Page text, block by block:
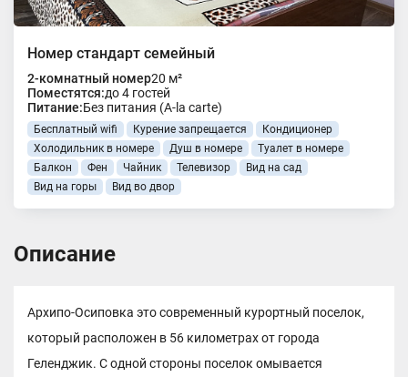
Номер стандарт семейный
2-комнатный номер20 м²
Поместятся:до 4 гостей
Питание:Без питания (A-la carte)
Бесплатный wifi Курение запрещается
Кондиционер
Холодильник в номере
Душ в номере
Туалет в номере
Балкон
Фен Чайник Телевизор
Вид на сад
Вид на горы
Вид во двор
Описание
Архипо-Осиповка это современный курортный поселок,
который расположен в 56 километрах от города
Геленджик. С одной стороны поселок омывается